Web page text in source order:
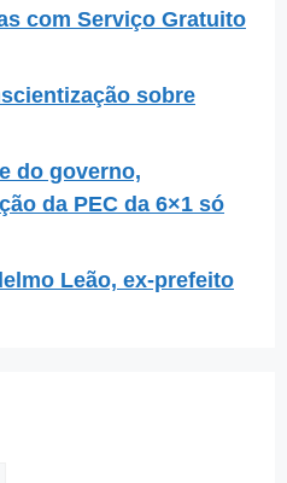
com Serviço Gratuito
sobre
do governo,
da PEC da 6×1 só
Leão, ex-prefeito